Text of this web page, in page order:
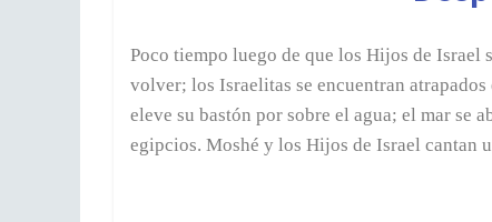
Poco tiempo luego de que los Hijos de Israel
volver; los Israelitas se encuentran
eleve su bastón por sobre el agua; el mar se
egipcios. Moshé y los Hijos de Israel cantan